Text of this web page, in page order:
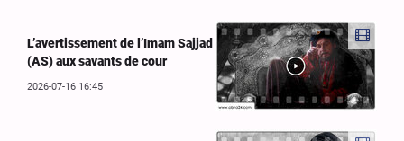
L’avertissement de l’Imam Sajjad
(AS) aux savants de cour
2026-07-16 16:45